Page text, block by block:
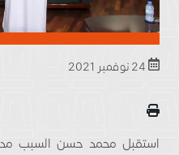
استقبل محمد حسن السبب